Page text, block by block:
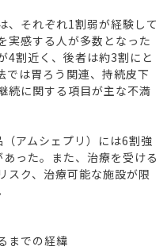
それぞれ1割弱が経験して
実感する人が多数となった
4割近く、後者は約3割にと
では胃ろう関連、持続皮下
続に関する項目が主な不満
アムシェプリ）には6割強
った。また、治療を受ける
スク、治療可能な施設が限
までの経緯